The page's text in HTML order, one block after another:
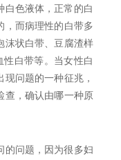
白色液体，正常的白
，而病理性的白带多
沫状白带、豆腐渣样
白带等。当女性白
问题的一种征兆，
查，确认由哪一种原
的问题，因为很多妇